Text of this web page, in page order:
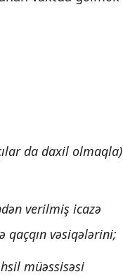
da daxil olmaqla)
verilmiş icazə
qaçqın vəsiqələrini;
müəssisəsi